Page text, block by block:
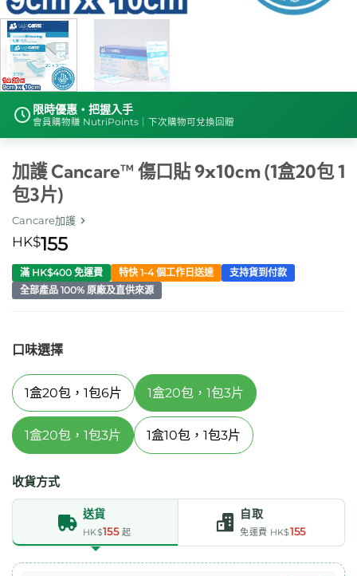
限時優惠・把握入手
會員購物賺 NutriPoints｜下次購物可兌換回贈
加護 Cancare™ 傷口貼 9x10cm (1盒20包 1
包3片)
Cancare加護
HK$155
滿 HK$400 免運費 特快 1-4 個工作日送達
支持貨到付款
全部產品 100% 原廠及直供來源
口味選擇
1盒20包，1包6片 1盒20包，1包3片
1盒20包，1包3片 1盒10包，1包3片
收貨方式
送貨
HK$155起
自取
免運費 HK$155